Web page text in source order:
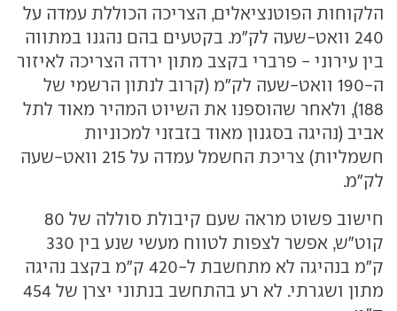
הלקוחות הפוטנציאלים, הצריכה הכוללת עמדה על
240 וואט-שעה לק"מ. בקטעים בהם נהגנו במתווה
בין עירוני - פרברי בקצב מתון ירדה הצריכה לאיזור
ה-190 וואט-שעה לק"מ (קרוב לנתון הרשמי של
188), ולאחר שהוספנו את השיוט המהיר מאוד לתל
אביב (נהיגה בסגנון מאוד בזבזני למכוניות
חשמליות) צריכת החשמל עמדה על 215 וואט-שעה
לק"מ.
חישוב פשוט מראה שעם קיבולת סוללה של 80
קוט"ש, אפשר לצפות לטווח מעשי שנע בין 330
ק"מ בנהיגה לא מתחשבת ל-420 ק"מ בקצב נהיגה
מתון ושגרתי. לא רע בהתחשב בנתוני יצרן של 454